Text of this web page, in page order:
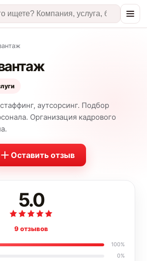
аутсорсинг. Подбор
Организация кадрового
Оставить отзыв
5.0
9 отзывов
100%
0%